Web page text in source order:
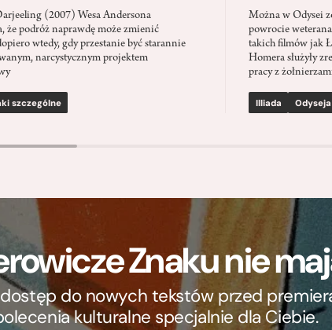
(2007) Wesa Andersona
że podróż naprawdę może zmienić
wtedy, gdy przestanie być starannie
narcystycznym projektem
szczególne
Można w Odysei
powrocie
takich filmów jak
Homera służyły
pracy z
Illiada Odyseja
Znaku nie
do nowych tekstów przed
kulturalne specjalnie dla Ciebie.